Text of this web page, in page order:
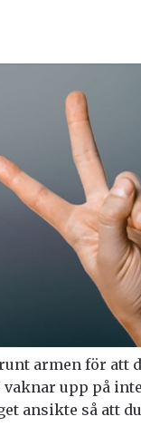
armen för att
vaknar upp på
ansikte så att